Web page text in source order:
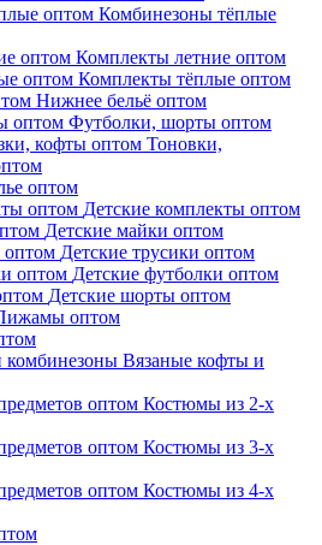
Комбинезоны тёплые
Комплекты летние оптом
Комплекты тёплые оптом
Нижнее бельё оптом
Футболки, шорты оптом
Тоновки,
оптом
Детские комплекты оптом
Детские майки оптом
Детские трусики оптом
Детские футболки оптом
Детские шорты оптом
оптом
Вязаные кофты и
Костюмы из 2-х
Костюмы из 3-х
Костюмы из 4-х